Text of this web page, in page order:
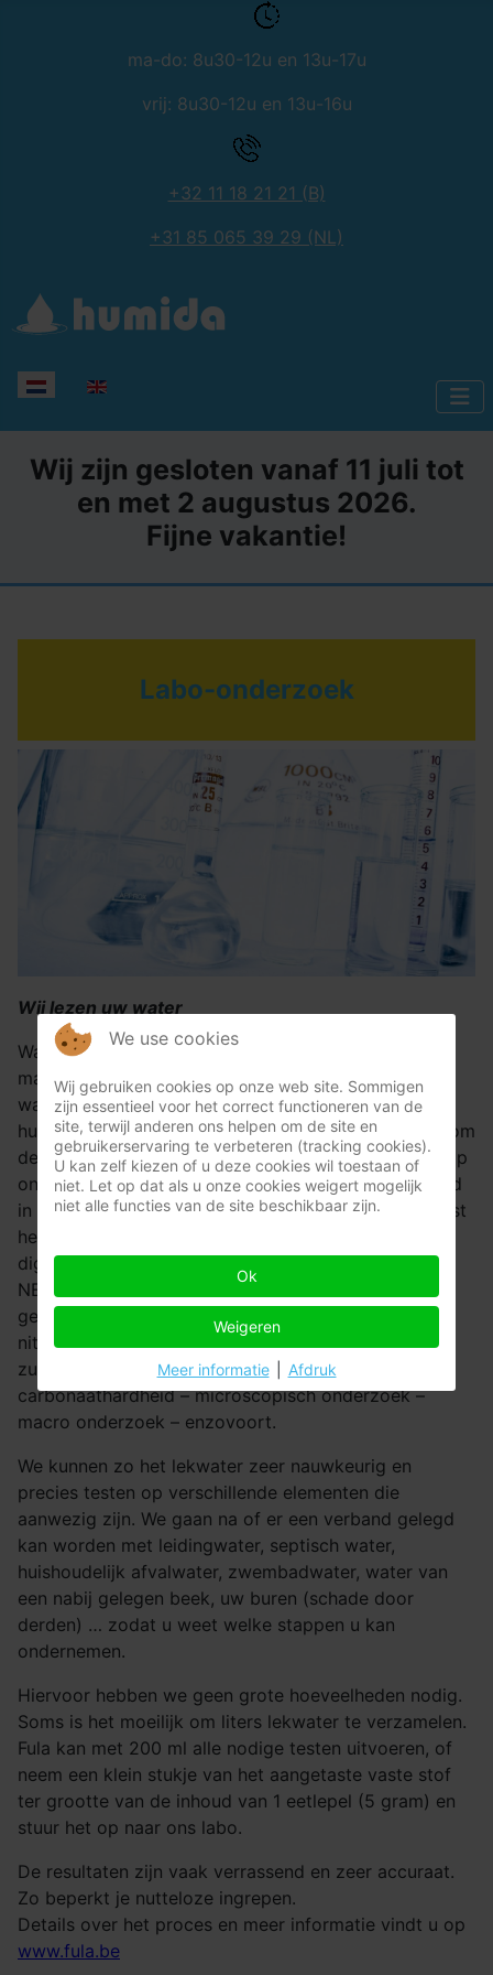
ma-do: 8u30-12u en 13u-17u
vrij: 8u30-12u en 13u-16u
+32 11 18 21 21 (B)
+31 85 065 39 29 (NL)
Selecteer de taal
Wij zijn gesloten vanaf 11 juli tot
en met 2 augustus 2026.
Fijne vakantie!
Labo-onderzoek
Wij lezen uw water
Wanneer u met lekkend of binnenstromend water te
maken krijgt, kan het zijn dat u geen idee hebt van
waar dit komt. Experten of deskundigen hebben elk
hun eigen mening. U kan dit water laten analyseren om
de oorzaak te vinden. U kan hiervoor doen beroep op
ons zusterbedrijf Fula. Dit is een labo gespecialiseerd
in het analyseren van onder andere lekwater. Fula test
het water op verschillende parameters met een
digitale spectrofotometrie (NEN-EN-IEC 61010-1 en
NEN-EN-IEC 61326-1) naar de aanwezigheid en het
gehalte van: ammonium – chloor – fosfaat – koper –
nitraat – nitriet – pH-waarde – silicium – ijzer –
zuurstof – fluoride – totale hardheid –
carbonaathardheid – microscopisch onderzoek –
macro onderzoek – enzovoort.
We kunnen zo het lekwater zeer nauwkeurig en
precies testen op verschillende elementen die
aanwezig zijn. We gaan na of er een verband gelegd
kan worden met leidingwater, septisch water,
huishoudelijk afvalwater, zwembadwater, water van
een nabij gelegen beek, uw buren (schade door
derden) … zodat u weet welke stappen u kan
ondernemen.
Hiervoor hebben we geen grote hoeveelheden nodig.
Soms is het moeilijk om liters lekwater te verzamelen.
Fula kan met 200 ml alle nodige testen uitvoeren, of
neem een klein stukje van het aangetaste vaste stof
ter grootte van de inhoud van 1 eetlepel (5 gram) en
stuur het op naar ons labo.
De resultaten zijn vaak verrassend en zeer accuraat.
Zo beperkt je nutteloze ingrepen.
Details over het proces en meer informatie vindt u op
www.fula.be
We use cookies
Wij gebruiken cookies op onze web site. Sommigen
zijn essentieel voor het correct functioneren van de
site, terwijl anderen ons helpen om de site en
gebruikerservaring te verbeteren (tracking cookies).
U kan zelf kiezen of u deze cookies wil toestaan of
niet. Let op dat als u onze cookies weigert mogelijk
niet alle functies van de site beschikbaar zijn.
Ok
Weigeren
Meer informatie Afdruk